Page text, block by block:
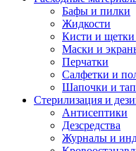
Бафы и пилки
Жидкости
Кисти и щетки
Маски и
Перчатки
Салфетки и
Шапочки и
Стерилизация и
Антисептики
Дезсредства
Журналы и